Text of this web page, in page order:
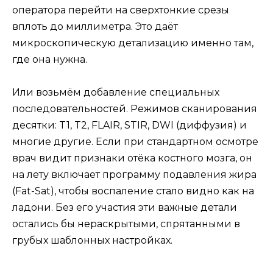
оператора перейти на сверхтонкие срезы
вплоть до миллиметра. Это даёт
микроскопическую детализацию именно там,
где она нужна.
Или возьмём добавление специальных
последовательностей. Режимов сканирования
десятки: T1, T2, FLAIR, STIR, DWI (диффузия) и
многие другие. Если при стандартном осмотре
врач видит признаки отёка костного мозга, он
на лету включает программу подавления жира
(Fat-Sat), чтобы воспаление стало видно как на
ладони. Без его участия эти важные детали
остались бы нераскрытыми, спрятанными в
грубых шаблонных настройках.